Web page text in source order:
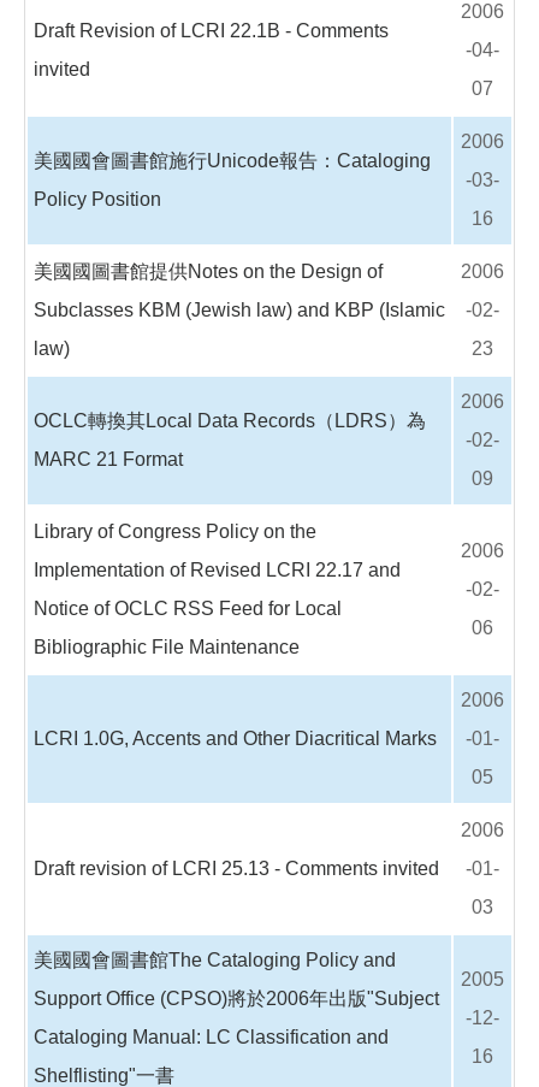
Draft Revision of LCRI 22.1B - Comments
invited
2006
-04-
07
美國國會圖書館施行Unicode報告：Cataloging
Policy Position
2006
-03-
16
美國國圖書館提供Notes on the Design of
Subclasses KBM (Jewish law) and KBP (Islamic
law)
2006
-02-
23
OCLC轉換其Local Data Records（LDRS）為
MARC 21 Format
2006
-02-
09
Library of Congress Policy on the
Implementation of Revised LCRI 22.17 and
Notice of OCLC RSS Feed for Local
Bibliographic File Maintenance
2006
-02-
06
LCRI 1.0G, Accents and Other Diacritical Marks
2006
-01-
05
Draft revision of LCRI 25.13 - Comments invited
2006
-01-
03
美國國會圖書館The Cataloging Policy and
Support Office (CPSO)將於2006年出版"Subject
Cataloging Manual: LC Classification and
Shelflisting"一書
2005
-12-
16